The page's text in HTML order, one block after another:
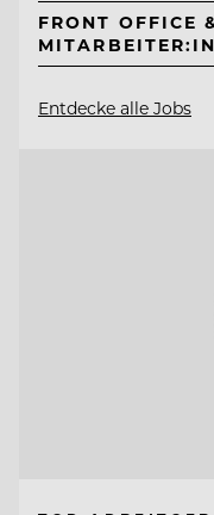
FRONT OFFICE
MITARBEITER:IN
Entdecke alle Jobs